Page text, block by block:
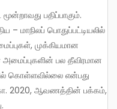
– மாநிலப் பொதுப்பட்டியலில்
முக்கியமான
பல தீவிரமான
கொள்ளவில்லை என்பது
2020, ஆவணத்தின் பக்கம்,